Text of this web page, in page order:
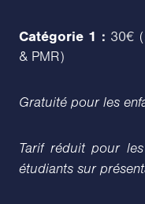
Catégorie 1 : 30€
& PMR)
Gratuité pour les
Tarif réduit pour
étudiants sur